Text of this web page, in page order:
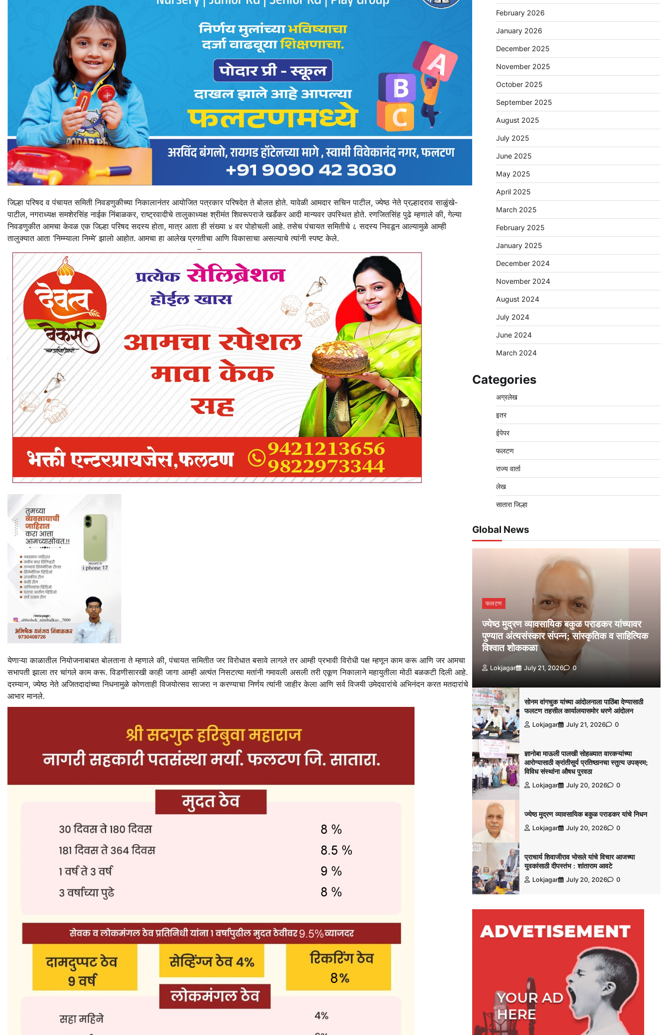
जिल्हा परिषद व पंचायत समिती निवडणुकीच्या निकालानंतर आयोजित पत्रकार परिषदेत ते बोलत होते. यावेळी आमदार सचिन पाटील, ज्येष्ठ नेते प्रल्हादराव साळुंखे-
पाटील, नगराध्यक्ष समशेरसिंह नाईक निंबाळकर, राष्ट्रवादीचे तालुकाध्यक्ष श्रीमंत शिवरूपराजे खर्डेकर आदी मान्यवर उपस्थित होते. रणजितसिंह पुढे म्हणाले की, गेल्या
निवडणुकीत आमचा केवळ एक जिल्हा परिषद सदस्य होता, मात्र आता ही संख्या ४ वर पोहोचली आहे. तसेच पंचायत समितीचे ८ सदस्य निवडून आल्यामुळे आम्ही
तालुक्यात आता ‘निम्म्याला निम्मे’ झालो आहोत. आमचा हा आलेख प्रगतीचा आणि विकासाचा असल्याचे त्यांनी स्पष्ट केले.
येणाऱ्या काळातील नियोजनाबाबत बोलताना ते म्हणाले की, पंचायत समितीत जर विरोधात बसावे लागले तर आम्ही प्रभावी विरोधी पक्ष म्हणून काम करू आणि जर आमचा
सभापती झाला तर चांगले काम करू. विडणीसारखी काही जागा आम्ही अत्यंत निसटत्या मतांनी गमावली असली तरी एकूण निकालाने महायुतीला मोठी बळकटी दिली आहे.
दरम्यान, ज्येष्ठ नेते अजितदादांच्या निधनामुळे कोणताही विजयोत्सव साजरा न करण्याचा निर्णय त्यांनी जाहीर केला आणि सर्व विजयी उमेदवारांचे अभिनंदन करत मतदारांचे
आभार मानले.
February 2026
January 2026
December 2025
November 2025
October 2025
September 2025
August 2025
July 2025
June 2025
May 2025
April 2025
March 2025
February 2025
January 2025
December 2024
November 2024
August 2024
July 2024
June 2024
March 2024
Categories
अग्रलेख
इतर
ईपेपर
फलटण
राज्य वार्ता
लेख
सातारा जिल्हा
Global News
फलटण
ज्येष्ठ मुद्रण व्यावसायिक बकुळ पराडकर यांच्यावर
पुण्यात अंत्यसंस्कार संपन्न; सांस्कृतिक व साहित्यिक
विश्‍वात शोककळा
Lokjagar July 21, 2026 0
सोनम वांगचुक यांच्या आंदोलनाला पाठिंबा देण्यासाठी
फलटण तहसील कार्यालयासमोर धरणे आंदोलन
Lokjagar July 21, 2026 0
ज्ञानोबा माऊली पालखी सोहळ्यात वारकऱ्यांच्या
आरोग्यासाठी क्रांतीसुर्य प्रतिष्ठानचा स्तुत्य उपक्रम;
विविध संस्थांना औषध पुरवठा
Lokjagar July 20, 2026 0
ज्येष्ठ मुद्रण व्यावसायिक बकुळ पराडकर यांचे निधन
Lokjagar July 20, 2026 0
प्राचार्य शिवाजीराव भोसले यांचे विचार आजच्या
युवकांसाठी दीपस्तंभ : शांताराम आवटे
Lokjagar July 20, 2026 0